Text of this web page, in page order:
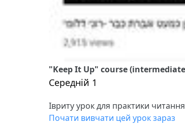
Середній 1
Івриту урок для практики читання
Почати вивчати цей урок зараз